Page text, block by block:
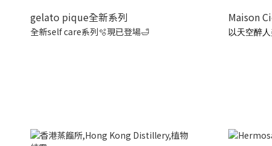
gelato pique全新系列
全新self care系列🫧現已登場🛁
Maison
以天空醉